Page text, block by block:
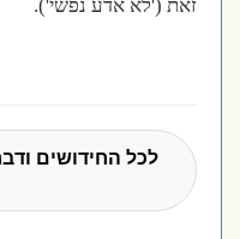
זאת ('לא אדע נפשי').
לכל החידושים